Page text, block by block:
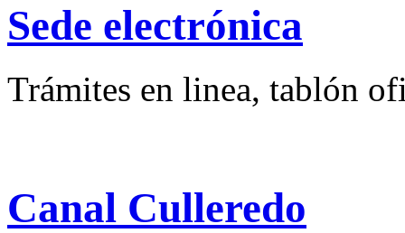
Sede electrónica
Trámites en linea, tablón
Canal Culleredo